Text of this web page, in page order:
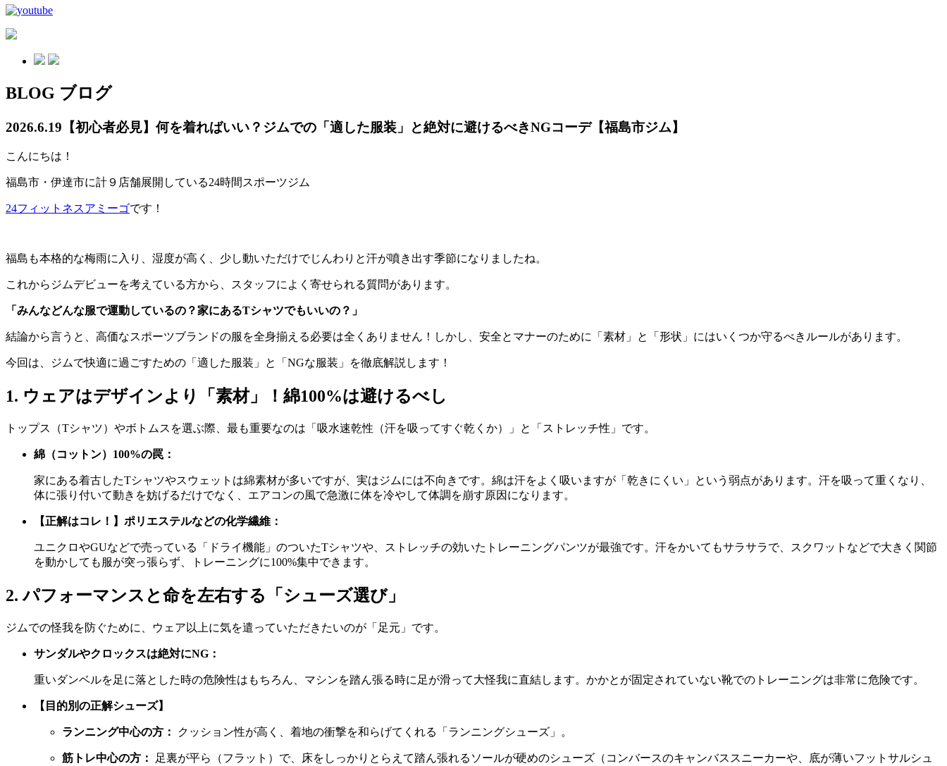
BLOG ブログ
2026.6.19 【初心者必見】何を着ればいい？ジムでの「適した服装」と絶対に避けるべきNGコーデ【福島市ジム】
こんにちは！
福島市・伊達市に計９店舗展開している24時間スポーツジム
24フィットネスアミーゴです！
福島も本格的な梅雨に入り、湿度が高く、少し動いただけでじんわりと汗が噴き出す季節になりましたね。
これからジムデビューを考えている方から、スタッフによく寄せられる質問があります。
「みんなどんな服で運動しているの？家にあるTシャツでもいいの？」
結論から言うと、高価なスポーツブランドの服を全身揃える必要は全くありません！しかし、安全とマナーのために「素材」と「形状」にはいくつか守るべきルールがあります。
今回は、ジムで快適に過ごすための「適した服装」と「NGな服装」を徹底解説します！
1. ウェアはデザインより「素材」！綿100%は避けるべし
トップス（Tシャツ）やボトムスを選ぶ際、最も重要なのは「吸水速乾性（汗を吸ってすぐ乾くか）」と「ストレッチ性」です。
綿（コットン）100%の罠：
家にある着古したTシャツやスウェットは綿素材が多いですが、実はジムには不向きです。綿は汗をよく吸いますが「乾きにくい」という弱点があります。汗を吸って重くなり、
体に張り付いて動きを妨げるだけでなく、エアコンの風で急激に体を冷やして体調を崩す原因になります。
【正解はコレ！】ポリエステルなどの化学繊維：
ユニクロやGUなどで売っている「ドライ機能」のついたTシャツや、ストレッチの効いたトレーニングパンツが最強です。汗をかいてもサラサラで、スクワットなどで大きく関節
を動かしても服が突っ張らず、トレーニングに100%集中できます。
2. パフォーマンスと命を左右する「シューズ選び」
ジムでの怪我を防ぐために、ウェア以上に気を遣っていただきたいのが「足元」です。
サンダルやクロックスは絶対にNG：
重いダンベルを足に落とした時の危険性はもちろん、マシンを踏ん張る時に足が滑って大怪我に直結します。かかとが固定されていない靴でのトレーニングは非常に危険です。
【目的別の正解シューズ】
ランニング中心の方： クッション性が高く、着地の衝撃を和らげてくれる「ランニングシューズ」。
筋トレ中心の方：
足裏が平ら（フラット）で、床をしっかりとらえて踏ん張れるソールが硬めのシューズ（コンバースのキャンバススニーカーや、底が薄いフットサルシュ